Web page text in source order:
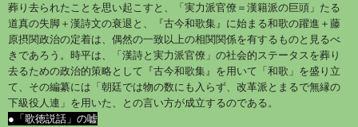
葬り去られたことを思い起こすと、「実力派官僚＝漢籍派の巨頭」たる
道真の失脚＋漢詩文の衰退と、『古今和歌集』に始まる和歌の躍進＋藤
原摂関政治の定着は、偶然の一致以上の相関関係を有するものと見るべ
きであろう。時平は、「漢詩と実力派官僚」の社会的ステータスを葬り
去るための政治的策略として『古今和歌集』を用いて「和歌」を盛り立
て、その編纂には「朝廷では物の数にも入らず、改革派とまるで無縁の
下級役人連」を用いた、との言い方が成立するのである。
●「歌徳説話」の嘘